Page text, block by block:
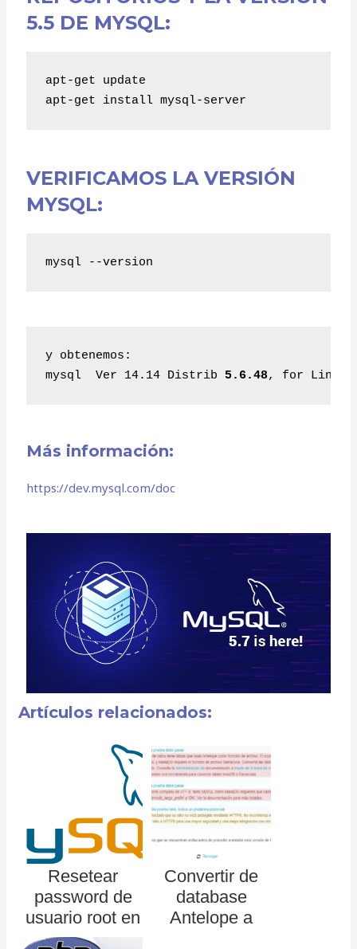
5.5 DE MYSQL:
apt-get update
apt-get install mysql-server
VERIFICAMOS LA VERSIÓN
MYSQL:
mysql --version
y obtenemos:
mysql  Ver 14.14 Distrib 5.6.48, for Linux
Más información:
https://dev.mysql.com/doc
Artículos relacionados:
Resetear
password de
usuario root en
Mysql
Convertir de
database
Antelope a